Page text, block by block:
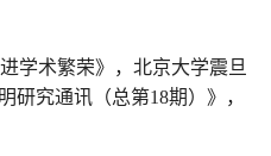
学术繁荣》，北京大学震旦
研究通讯（总第18期）》，